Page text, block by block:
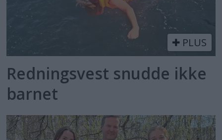
PLUS
Redningsvest snudde ikke
barnet